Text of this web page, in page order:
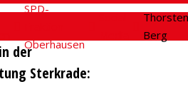
SPD-
Oberhausen
Thorsten
Berg
der
Sterkrade: